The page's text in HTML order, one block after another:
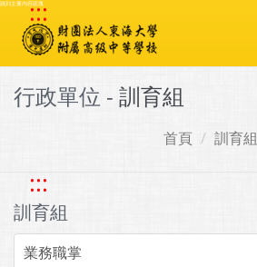
跳到主要內容區塊
:::
行政單位 - 訓育組
首頁 訓育組
:::
訓育組
業務職掌